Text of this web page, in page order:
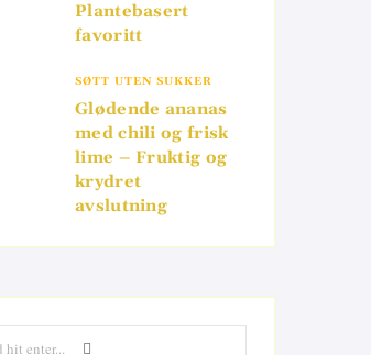
Plantebasert
favoritt
SØTT UTEN SUKKER
Glødende ananas
med chili og frisk
lime – Fruktig og
krydret
avslutning